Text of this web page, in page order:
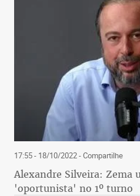
17:55 - 18/10/2022- Compartilhe
Alexandre Silveira: Zema
'oportunista' no 1º turno